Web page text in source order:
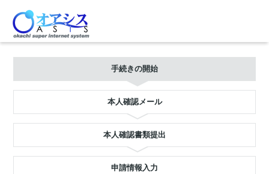
手続きの開始
本人確認メール
本人確認書類提出
申請情報入力